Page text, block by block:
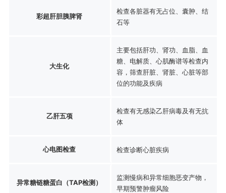
彩超肝胆胰脾肾
检查各脏器有无占位、囊肿、结
石等
大生化
主要包括肝功、肾功、血脂、血
糖、电解质、心肌酶谱等检查内
容，筛查肝脏、肾脏、心脏等部
位的功能及疾病
乙肝五项
检查有无感染乙肝病毒及有无抗
体
心电图检查 检查诊断心脏疾病
异常糖链糖蛋白（TAP检测）
监测慢病和异常细胞恶变产物，
早期预警肿瘤风险